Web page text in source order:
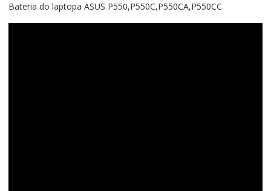
Bateria do laptopa ASUS P550,P550C,P550CA,P550CC